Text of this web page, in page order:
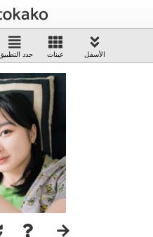
حدد التطبيق عينات الأسفل